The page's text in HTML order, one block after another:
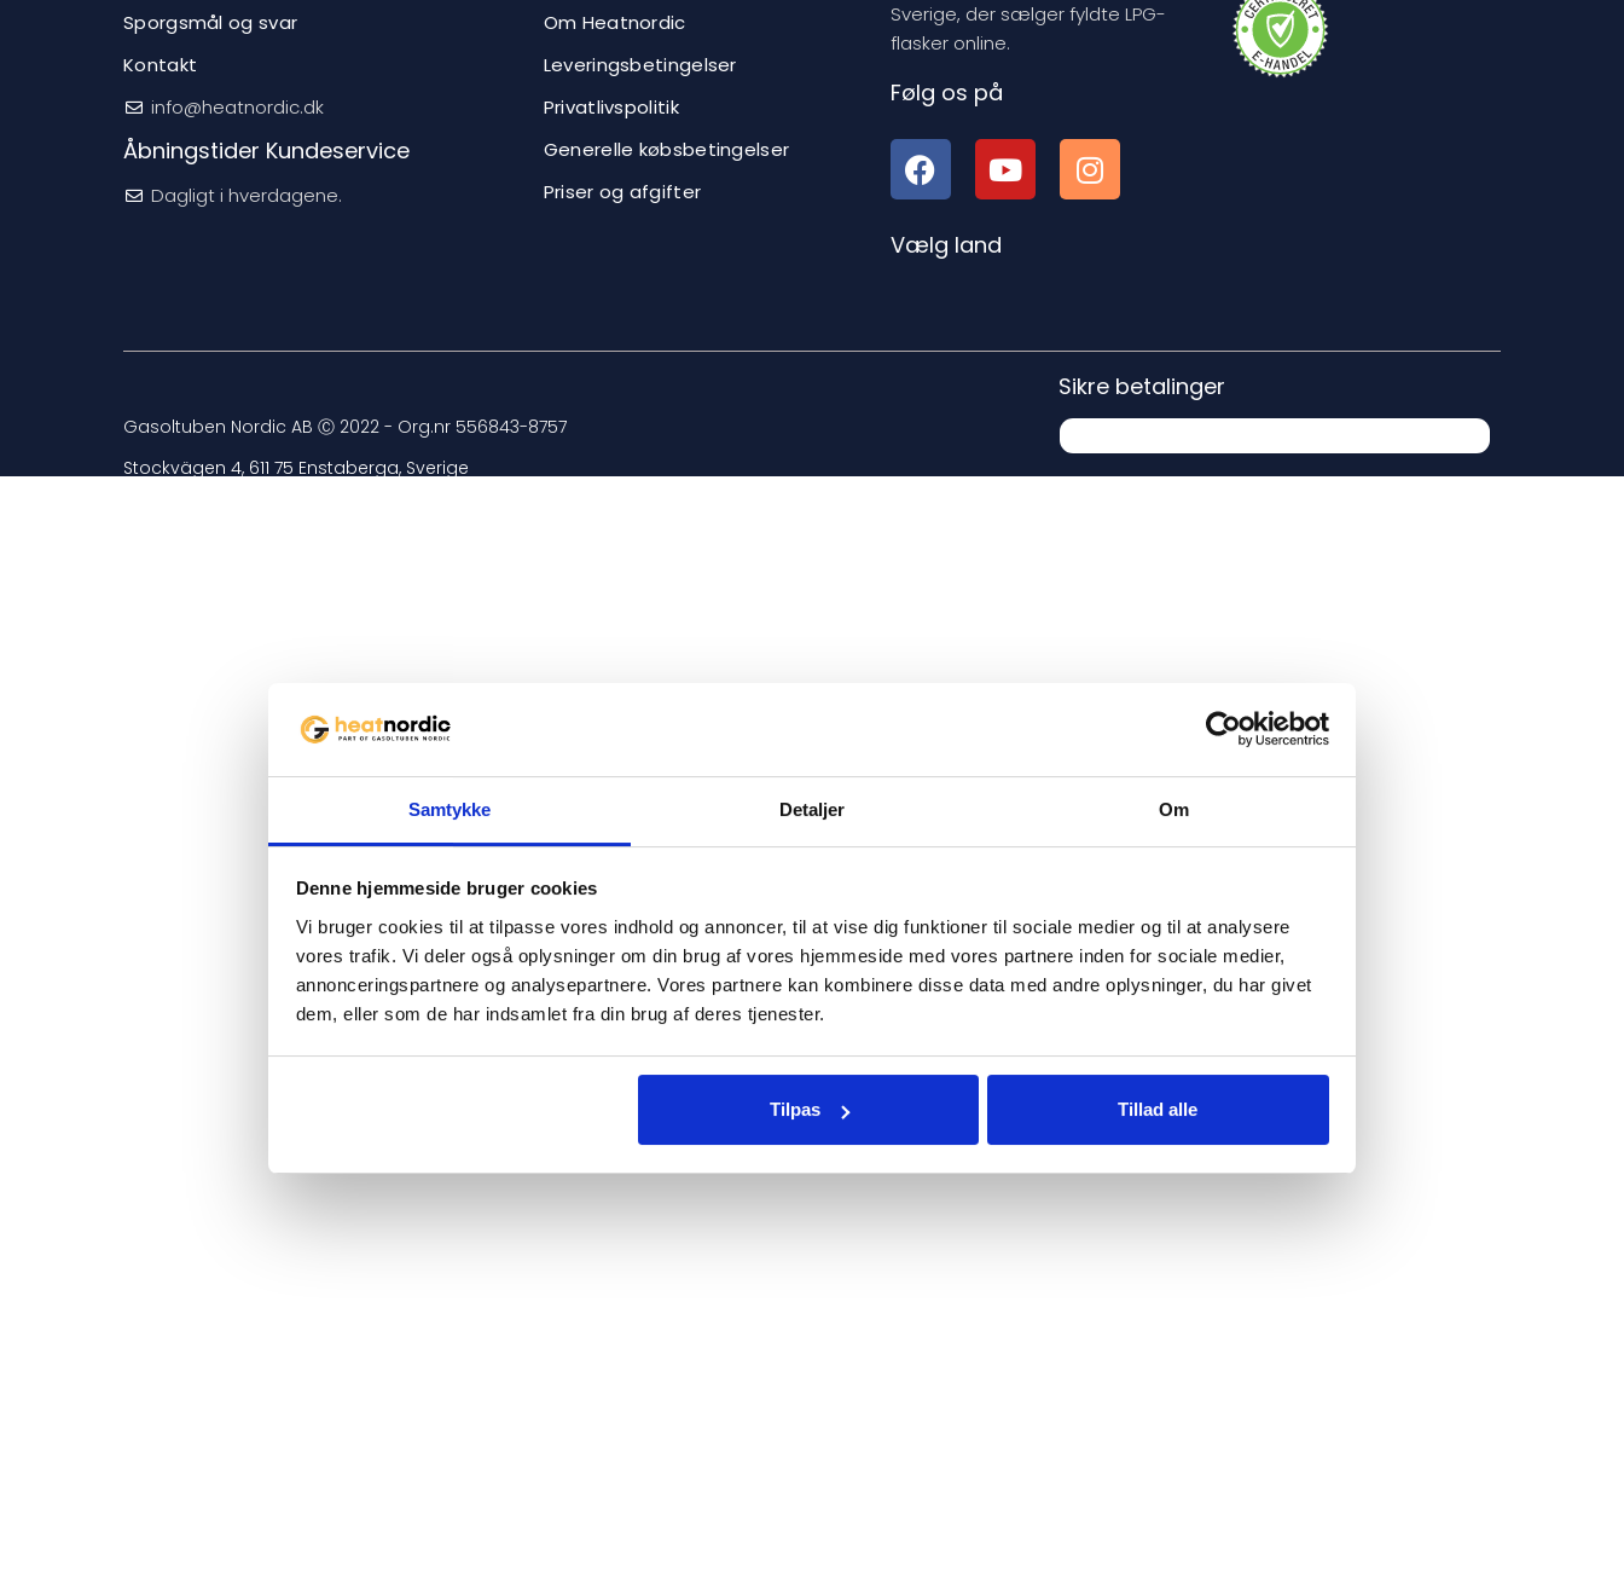
Samtykke Detaljer Om
Denne hjemmeside bruger cookies
Vi bruger cookies til at tilpasse vores indhold og annoncer, til at vise dig funktioner til sociale medier og til at analysere
vores trafik. Vi deler også oplysninger om din brug af vores hjemmeside med vores partnere inden for sociale medier,
annonceringspartnere og analysepartnere. Vores partnere kan kombinere disse data med andre oplysninger, du har givet
dem, eller som de har indsamlet fra din brug af deres tjenester.
Tilpas Tillad alle
Sporgsmål og svar
Kontakt
info@heatnordic.dk
Åbningstider Kundeservice
Dagligt i hverdagene.
Om Heatnordic
Leveringsbetingelser
Privatlivspolitik
Generelle købsbetingelser
Priser og afgifter
Sverige, der sælger fyldte LPG-
flasker online.
Følg os på
Vælg land
Gasoltuben Nordic AB Ⓒ 2022 - Org.nr 556843-8757
Stockvägen 4, 611 75 Enstaberga, Sverige
Sikre betalinger